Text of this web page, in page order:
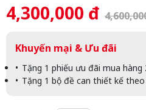
4,300,000 đ
Khuyến mại & Ưu đãi
Tặng 1 phiếu ưu đãi mua hàng
Tặng 1 bộ đề can thiết kế